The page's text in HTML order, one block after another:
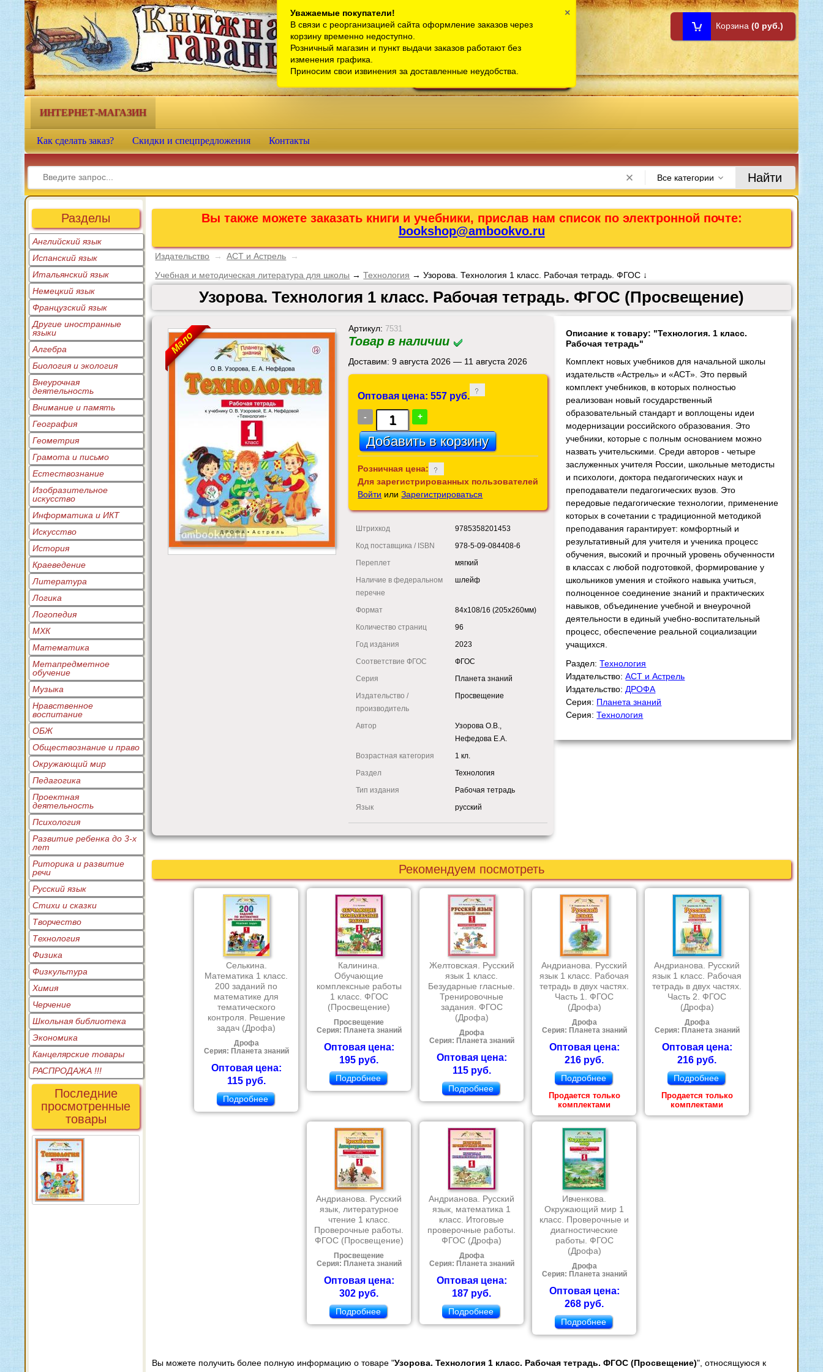
Телефон интернет-магазина:
Телефон розничного магазина:
bookshop@ambookvo.ru
Работаем ежедневно с 10:00 до 21:00
Корзина (0 руб.)
Книжная гавань - интернет-
магазин учебной литературы
ИНТЕРНЕТ-МАГАЗИН
Как сделать заказ? Скидки и спецпредложения Контакты
Все категории Найти
Разделы
Английский язык
Испанский язык
Итальянский язык
Немецкий язык
Французский язык
Другие иностранные
языки
Алгебра
Биология и экология
Внеурочная
деятельность
Внимание и память
География
Геометрия
Грамота и письмо
Естествознание
Изобразительное
искусство
Информатика и ИКТ
Искусство
История
Краеведение
Литература
Логика
Логопедия
МХК
Математика
Метапредметное
обучение
Музыка
Нравственное
воспитание
ОБЖ
Обществознание и право
Окружающий мир
Педагогика
Проектная
деятельность
Психология
Развитие ребенка до 3-х
лет
Риторика и развитие
речи
Русский язык
Стихи и сказки
Творчество
Технология
Физика
Физкультура
Химия
Черчение
Школьная библиотека
Экономика
Канцелярские товары
РАСПРОДАЖА !!!
Последние
просмотренные
товары
Вы также можете заказать книги и учебники, прислав нам список по электронной почте:
bookshop@ambookvo.ru
Издательство → АСТ и Астрель
→
Учебная и методическая литература для школы →Технология → Узорова. Технология 1 класс. Рабочая тетрадь. ФГОС ↓
Узорова. Технология 1 класс. Рабочая тетрадь. ФГОС (Просвещение)
Мало
Артикул: 7531
Товар в наличии
Доставим: 9 августа 2026 — 11 августа 2026
Оптовая цена: 557 руб.
- +
Розничная цена:
Для зарегистрированных пользователей
Войти илиЗарегистрироваться
Штрихкод
9785358201453
Код поставщика / ISBN
978-5-09-084408-6
Переплет
мягкий
Наличие в федеральном
перечне
шлейф
Формат
84x108/16 (205x260мм)
Количество страниц
96
Год издания
2023
Соответствие ФГОС
ФГОС
Серия
Планета знаний
Издательство /
производитель
Просвещение
Автор
Узорова О.В.,
Нефедова Е.А.
Возрастная категория
1 кл.
Раздел
Технология
Тип издания
Рабочая тетрадь
Язык
русский
Описание к товару: "Технология. 1 класс.
Рабочая тетрадь"
Комплект новых учебников для начальной школы
издательств «Астрель» и «АСТ». Это первый
комплект учебников, в которых полностью
реализован новый государственный
образовательный стандарт и воплощены идеи
модернизации российского образования. Это
учебники, которые с полным основанием можно
назвать учительскими. Среди авторов - четыре
заслуженных учителя России, школьные методисты
и психологи, доктора педагогических наук и
преподаватели педагогических вузов. Это
передовые педагогические технологии, применение
которых в сочетании с традиционной методикой
преподавания гарантирует: комфортный и
результативный для учителя и ученика процесс
обучения, высокий и прочный уровень обученности
в классах с любой подготовкой, формирование у
школьников умения и стойкого навыка учиться,
полноценное соединение знаний и практических
навыков, объединение учебной и внеурочной
деятельности в единый учебно-воспитательный
процесс, обеспечение реальной социализации
учащихся.
Раздел:Технология
Издательство:АСТ и Астрель
Издательство: ДРОФА
Серия: Планета знаний
Серия:Технология
Рекомендуем посмотреть
Селькина.
Математика 1 класс.
200 заданий по
математике для
тематического
контроля. Решение
задач (Дрофа)
Дрофа
Серия: Планета знаний
Оптовая цена:
115 руб.
Подробнее
Калинина.
Обучающие
комплексные работы
1 класс. ФГОС
(Просвещение)
Просвещение
Серия: Планета знаний
Оптовая цена:
195 руб.
Подробнее
Желтовская. Русский
язык 1 класс.
Безударные гласные.
Тренировочные
задания. ФГОС
(Дрофа)
Дрофа
Серия: Планета знаний
Оптовая цена:
115 руб.
Подробнее
Андрианова. Русский
язык 1 класс. Рабочая
тетрадь в двух частях.
Часть 1. ФГОС
(Дрофа)
Дрофа
Серия: Планета знаний
Оптовая цена:
216 руб.
Подробнее
Продается только
комплектами
Андрианова. Русский
язык 1 класс. Рабочая
тетрадь в двух частях.
Часть 2. ФГОС
(Дрофа)
Дрофа
Серия: Планета знаний
Оптовая цена:
216 руб.
Подробнее
Продается только
комплектами
Андрианова. Русский
язык, литературное
чтение 1 класс.
Проверочные работы.
ФГОС (Просвещение)
Просвещение
Серия: Планета знаний
Оптовая цена:
302 руб.
Подробнее
Андрианова. Русский
язык, математика 1
класс. Итоговые
проверочные работы.
ФГОС (Дрофа)
Дрофа
Серия: Планета знаний
Оптовая цена:
187 руб.
Подробнее
Ивченкова.
Окружающий мир 1
класс. Проверочные и
диагностические
работы. ФГОС
(Дрофа)
Дрофа
Серия: Планета знаний
Оптовая цена:
268 руб.
Подробнее
Вы можете получить более полную информацию о товаре "Узорова. Технология 1 класс. Рабочая тетрадь. ФГОС (Просвещение)", относящуюся к
Уважаемые покупатели!
В связи с реорганизацией сайта оформление заказов через
корзину временно недоступно.
Розничный магазин и пункт выдачи заказов работают без
изменения графика.
Приносим свои извинения за доставленные неудобства.
×